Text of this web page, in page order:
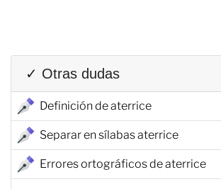
✓ Otras dudas
Definición de aterrice
Separar en sílabas aterrice
Errores ortográficos de aterrice